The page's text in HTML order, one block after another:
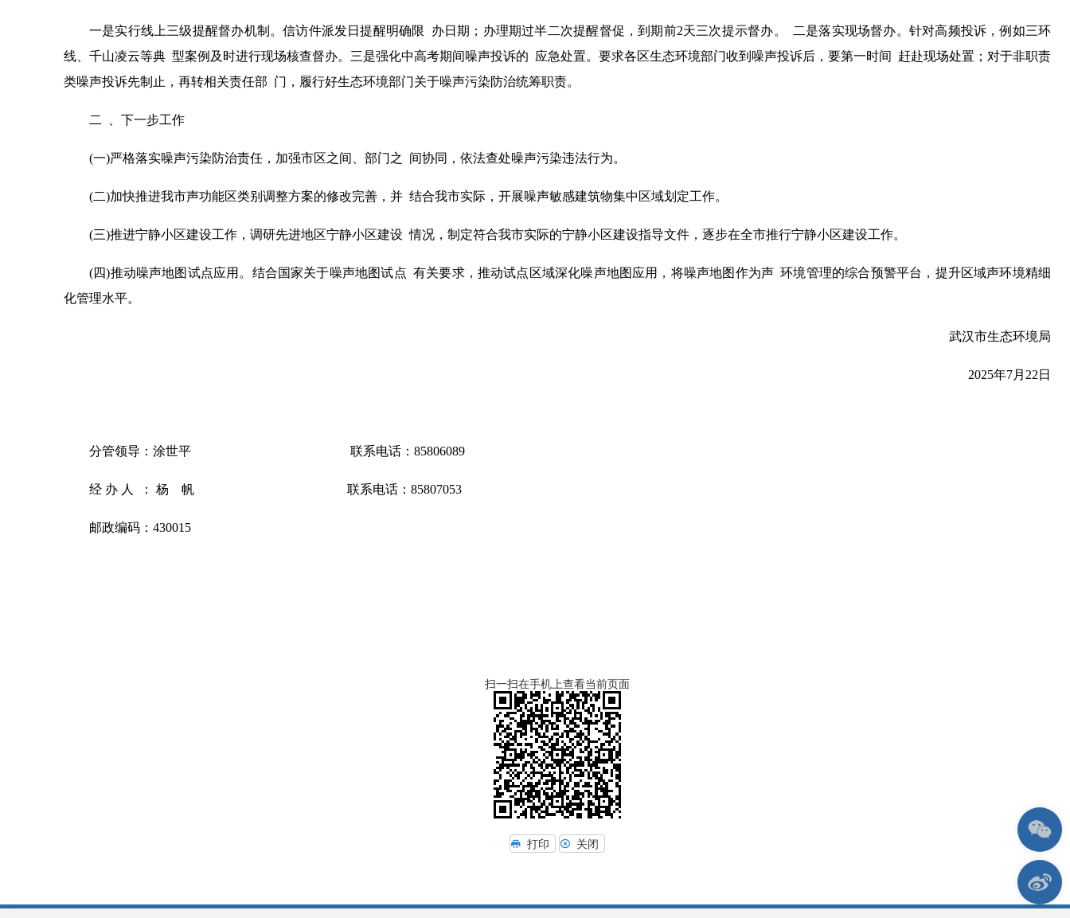
一是实行线上三级提醒督办机制。信访件派发日提醒明确限 办日期；办理期过半二次提醒督促，到期前2天三次提示督办。 二是落实现场督办。针对高频投诉，例如三环
线、千山凌云等典 型案例及时进行现场核查督办。三是强化中高考期间噪声投诉的 应急处置。要求各区生态环境部门收到噪声投诉后，要第一时间 赶赴现场处置；对于非职责
类噪声投诉先制止，再转相关责任部 门，履行好生态环境部门关于噪声污染防治统筹职责。
二 、下一步工作
(一)严格落实噪声污染防治责任，加强市区之间、部门之 间协同，依法查处噪声污染违法行为。
(二)加快推进我市声功能区类别调整方案的修改完善，并 结合我市实际，开展噪声敏感建筑物集中区域划定工作。
(三)推进宁静小区建设工作，调研先进地区宁静小区建设 情况，制定符合我市实际的宁静小区建设指导文件，逐步在全市推行宁静小区建设工作。
(四)推动噪声地图试点应用。结合国家关于噪声地图试点 有关要求，推动试点区域深化噪声地图应用，将噪声地图作为声 环境管理的综合预警平台，提升区域声环境精细
化管理水平。
武汉市生态环境局
2025年7月22日
分管领导：涂世平 联系电话： 85806089
经 办 人 ： 杨 帆 联系电话： 85807053
邮政编码：430015
扫一扫在手机上查看当前页面
打印 关闭